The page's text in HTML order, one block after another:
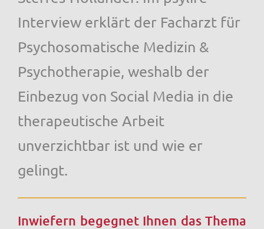
Interview erklärt der Facharzt für
Psychosomatische Medizin &
Psychotherapie, weshalb der
Einbezug von Social Media in die
therapeutische Arbeit
unverzichtbar ist und wie er
gelingt.
Inwiefern begegnet Ihnen das Thema